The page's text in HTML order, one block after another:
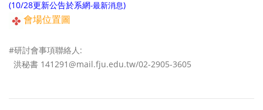
(10/28更新公告於系網-最新消息)
會場位置圖
#研討會事項聯絡人:
洪秘書 141291@mail.fju.edu.tw/02-2905-3605